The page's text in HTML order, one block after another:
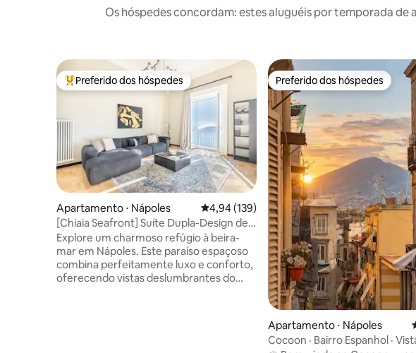
Os hóspedes concordam: estes aluguéis por temporada
Entre os melhores preferidos dos hóspedes
Preferido dos hóspedes
Apartamento ⋅ Nápoles 4,94 de uma avaliação média de 5, 139
4,94 (139)
[Chiaia Seafront] Suíte Dupla-Design de
Luxo
Explore um charmoso refúgio à beira-
mar em Nápoles. Este paraíso espaçoso
combina perfeitamente luxo e conforto,
oferecendo vistas deslumbrantes do
Preferido dos hóspedes
Preferido dos hóspedes
Apartamento ⋅ Nápoles
Cocoon · Bairro Espanhol ·